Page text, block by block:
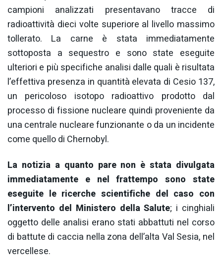
campioni analizzati presentavano tracce di
radioattività dieci volte superiore al livello massimo
tollerato. La carne è stata immediatamente
sottoposta a sequestro e sono state eseguite
ulteriori e più specifiche analisi dalle quali è risultata
l’effettiva presenza in quantità elevata di Cesio 137,
un pericoloso isotopo radioattivo prodotto dal
processo di fissione nucleare quindi proveniente da
una centrale nucleare funzionante o da un incidente
come quello di Chernobyl.
La notizia a quanto pare non è stata divulgata
immediatamente e nel frattempo sono state
eseguite le ricerche scientifiche del caso con
l’intervento del Ministero della Salute; i cinghiali
oggetto delle analisi erano stati abbattuti nel corso
di battute di caccia nella zona dell’alta Val Sesia, nel
vercellese.